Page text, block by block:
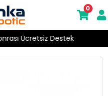
Ücretsiz Destek
0